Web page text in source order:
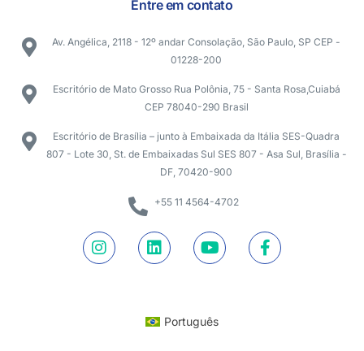
Entre em contato
Av. Angélica, 2118 - 12º andar Consolação, São Paulo, SP CEP -
01228-200
Escritório de Mato Grosso Rua Polônia, 75 - Santa Rosa,Cuiabá
CEP 78040-290 Brasil
Escritório de Brasília – junto à Embaixada da Itália SES-Quadra
807 - Lote 30, St. de Embaixadas Sul SES 807 - Asa Sul, Brasília -
DF, 70420-900
+55 11 4564-4702
Português